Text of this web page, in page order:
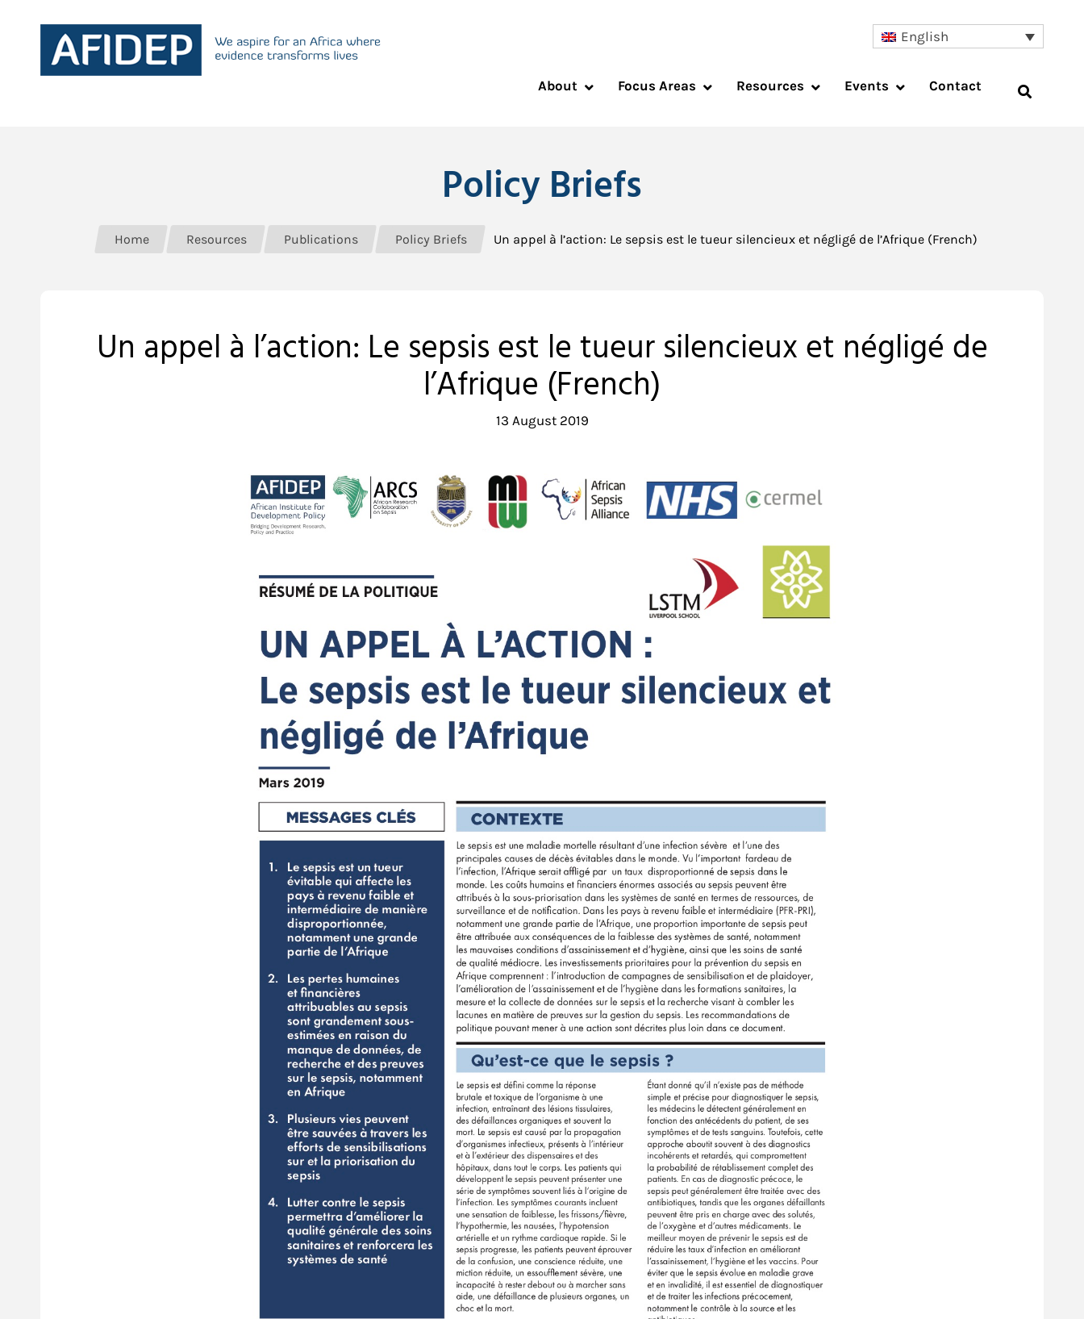
English
About Focus Areas Resources Events Contact
Policy Briefs
Home Resources Publications Policy Briefs Un appel à l’action: Le sepsis est le tueur silencieux et négligé de l’Afrique (French)
Un appel à l’action: Le sepsis est le tueur silencieux et négligé de
l’Afrique (French)
13 August 2019